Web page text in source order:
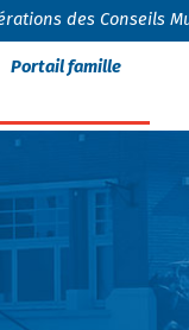
des Conseils
Portail famille